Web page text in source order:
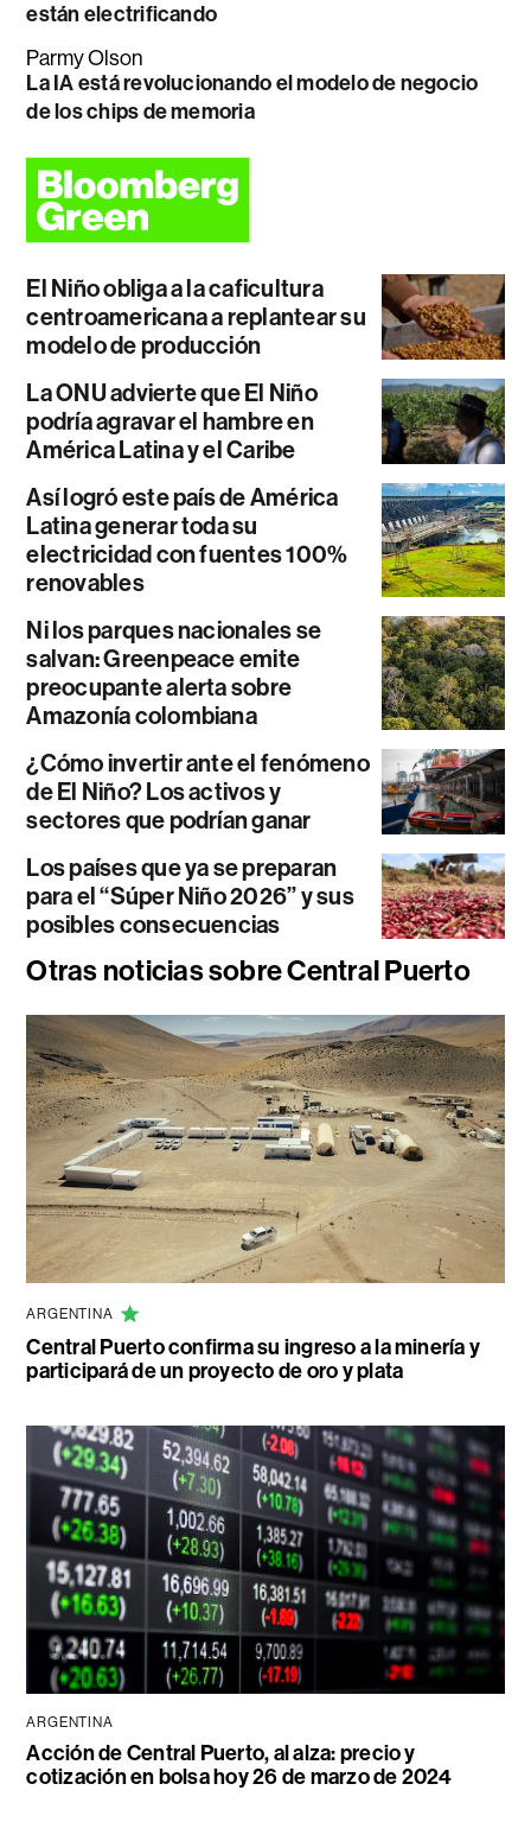
están electrificando
Parmy Olson
La IA está revolucionando el modelo de negocio
de los chips de memoria
El Niño obliga a la caficultura
centroamericana a replantear su
modelo de producción
La ONU advierte que El Niño
podría agravar el hambre en
América Latina y el Caribe
Así logró este país de América
Latina generar toda su
electricidad con fuentes 100%
renovables
Ni los parques nacionales se
salvan: Greenpeace emite
preocupante alerta sobre
Amazonía colombiana
¿Cómo invertir ante el fenómeno
de El Niño? Los activos y
sectores que podrían ganar
Los países que ya se preparan
para el “Súper Niño 2026” y sus
posibles consecuencias
Otras noticias sobre Central Puerto
ARGENTINA
Central Puerto confirma su ingreso a la minería y
participará de un proyecto de oro y plata
ARGENTINA
Acción de Central Puerto, al alza: precio y
cotización en bolsa hoy 26 de marzo de 2024